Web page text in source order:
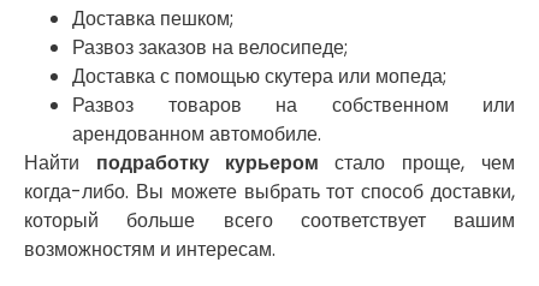
Доставка пешком;
Развоз заказов на велосипеде;
Доставка с помощью скутера или мопеда;
Развоз товаров на собственном или
арендованном автомобиле.
Найти подработку курьером стало проще, чем
когда-либо. Вы можете выбрать тот способ доставки,
который больше всего соответствует вашим
возможностям и интересам.
Авангард
Нетешин
Нежин
Никитинцы
Николаев
Никополь
Новоалександровка
Новомосковск
Новоселки